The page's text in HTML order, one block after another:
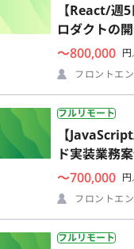
【React/週
ロダクトの
〜800,000 円
フロントエ
フルリモート
【
ド実装業務
〜700,000 円
フロントエ
フルリモート